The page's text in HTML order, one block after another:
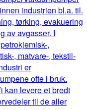
industrien bl.a. til.
tørking, evakuering
av avgasser. I
,
, matvare-, tekstil-
er
ofte i bruk.
kan levere et bredt
til de aller